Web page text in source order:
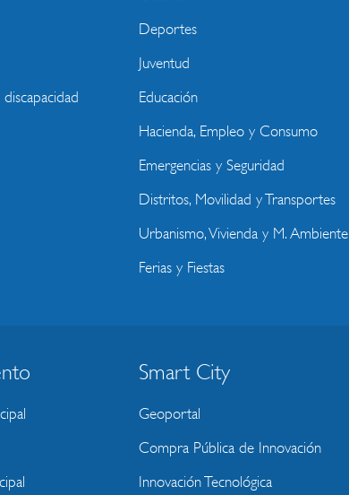
Deportes
Juventud
Educación
Hacienda, Empleo y Consumo
Emergencias y Seguridad
Distritos, Movilidad y Transportes
Urbanismo, Vivienda y M. Ambiente
Ferias y Fiestas
Smart City
Geoportal
Compra Pública de Innovación
Innovación Tecnológica